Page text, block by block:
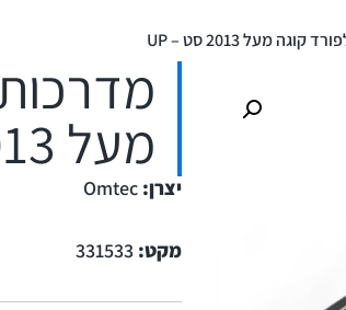
מעל 2013 סט – UP
יצרן: Omtec
מקט: 331533